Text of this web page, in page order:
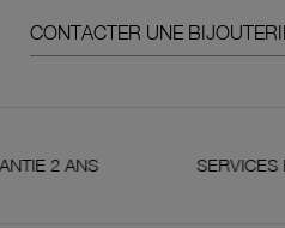
CONTACTER UNE
SERVICES